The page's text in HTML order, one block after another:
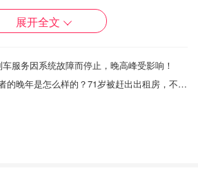
高不足四英尺的儿童不能单独乘
八人乘坐。
展开全文
服务因系统故障而停止，晚高峰受影响！
加拿大终身租房者的晚年是怎么样的？71岁被赶出出租房，不得不重新找工作付房租！